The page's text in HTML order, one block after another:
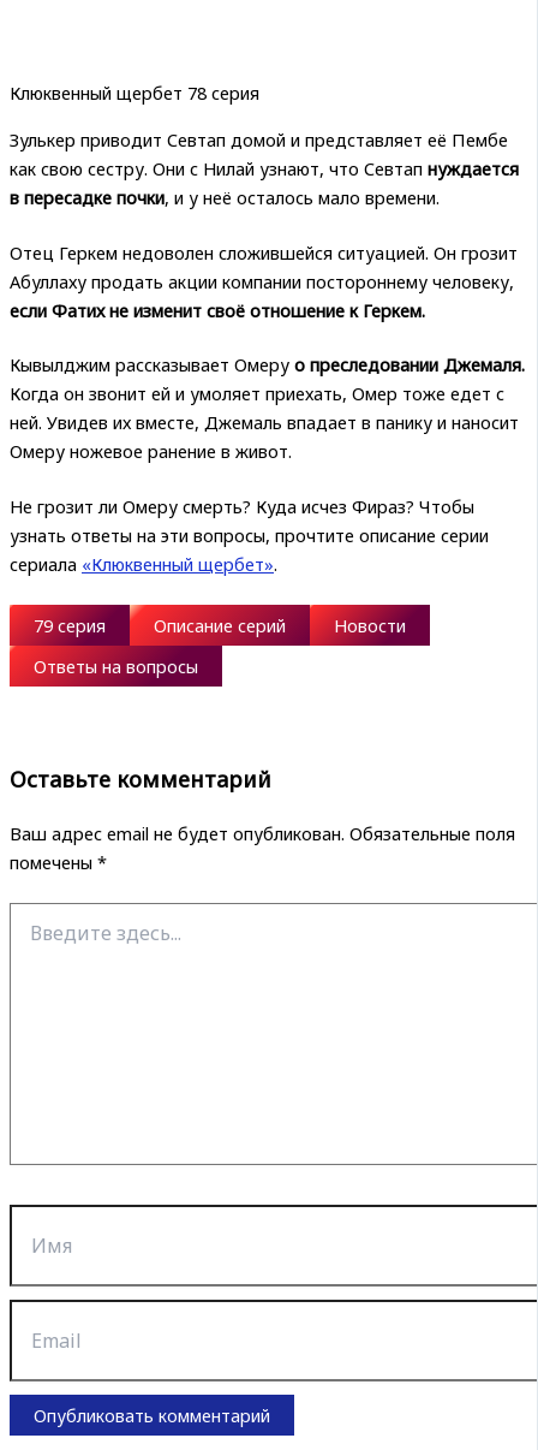
Клюквенный щербет 78 серия
Зулькер приводит Севтап домой и представляет её Пембе
как свою сестру. Они с Нилай узнают, что Севтап нуждается
в пересадке почки, и у неё осталось мало времени.
Отец Геркем недоволен сложившейся ситуацией. Он грозит
Абуллаху продать акции компании постороннему человеку,
если Фатих не изменит своё отношение к Геркем.
Кывылджим рассказывает Омеру о преследовании Джемаля.
Когда он звонит ей и умоляет приехать, Омер тоже едет с
ней. Увидев их вместе, Джемаль впадает в панику и наносит
Омеру ножевое ранение в живот.
Не грозит ли Омеру смерть? Куда исчез Фираз? Чтобы
узнать ответы на эти вопросы, прочтите описание серии
сериала «Клюквенный щербет».
79 серия Описание серий
Новости
Ответы на вопросы
Оставьте комментарий
Ваш адрес email не будет опубликован. Обязательные поля
помечены *
здесь...
Имя
Email